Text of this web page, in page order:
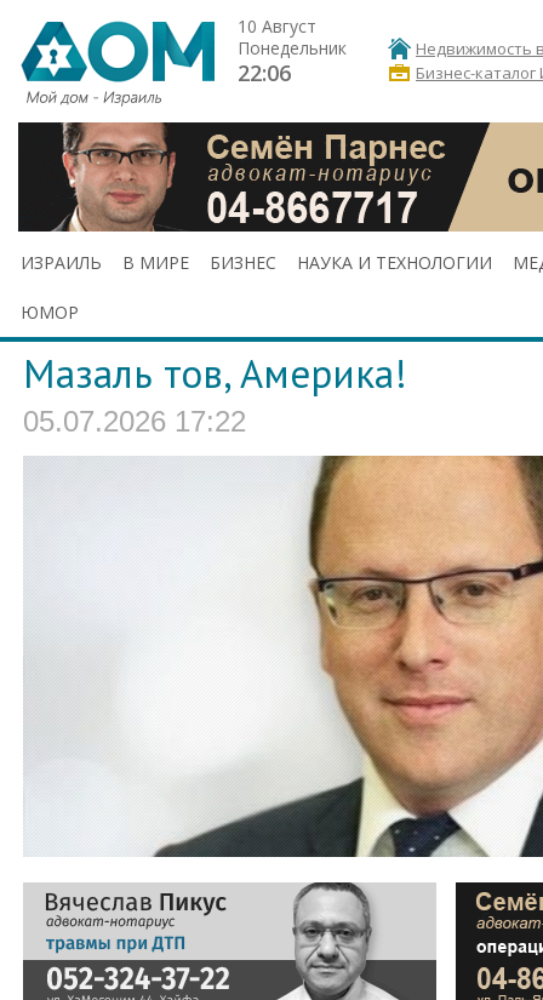
10 Август
Понедельник
22:06
Недвижимость
Бизнес-каталог
ИЗРАИЛЬ В МИРЕ БИЗНЕС НАУКА И ТЕХНОЛОГИИ
ЮМОР
Мазаль тов, Америка!
05.07.2026 17:22